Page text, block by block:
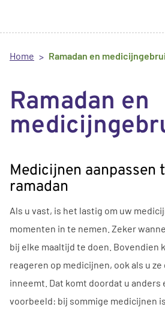
Home Ramadan en
Ramadan en
Medicijnen aanpassen
ramadan
Als u vast, is het lastig om uw
momenten in te nemen. Zeker
bij elke maaltijd te doen. Bovendien
reageren op medicijnen, ook als u
inneemt. Dat komt doordat u anders
voorbeeld: bij sommige medicijnen